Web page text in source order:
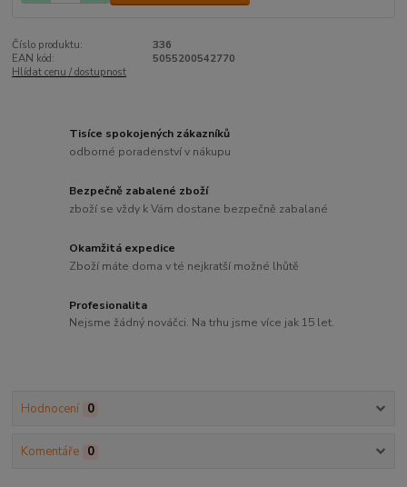
Číslo produktu:
336
EAN kód:
5055200542770
Hlídat cenu / dostupnost
Tisíce spokojených zákazníků
odborné poradenství v nákupu
Bezpečně zabalené zboží
zboží se vždy k Vám dostane bezpečně zabalané
Okamžitá expedice
Zboží máte doma v té nejkratší možné lhůtě
Profesionalita
Nejsme žádný nováčci. Na trhu jsme více jak 15 let.
Hodnocení 0
Komentáře 0